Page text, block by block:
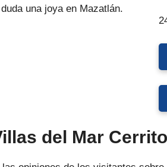
una joya en Mazatlán.
del Mar